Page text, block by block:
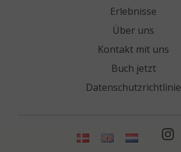
Erlebnisse
Über uns
Kontakt mit uns
Buch jetzt
Datenschutzrichtlinie